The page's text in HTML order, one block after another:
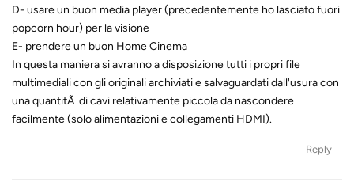
D- usare un buon media player (precedentemente ho lasciato fuori
popcorn hour) per la visione
E- prendere un buon Home Cinema
In questa maniera si avranno a disposizione tutti i propri file
multimediali con gli originali archiviati e salvaguardati dall'usura con
una quantitÃ di cavi relativamente piccola da nascondere
facilmente (solo alimentazioni e collegamenti HDMI).
Reply